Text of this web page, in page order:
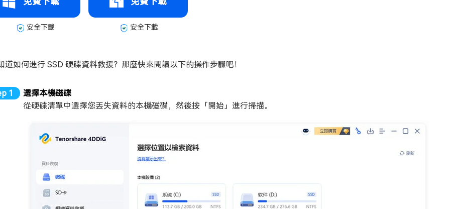
安全下載 安全下載
道如何進行 SSD 硬碟資料救援？那麼快來閱讀以下的操作步驟吧！
選擇本機磁碟
從硬碟清單中選擇您丟失資料的本機磁碟，然後按「開始」進行掃描。